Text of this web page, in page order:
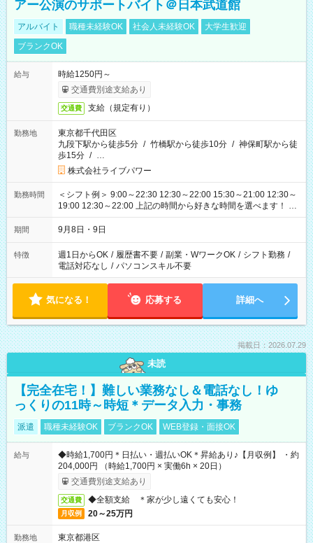
アー公演のサポートバイト＠日本武道館
アルバイト 職種未経験OK 社会人未経験OK
大学生歓迎
ブランクOK
給与
時給1250円～
交通費別途支給あり
交通費 支給（規定有り）
勤務地
東京都千代田区
九段下駅から徒歩5分 / 竹橋駅から徒歩10分 / 神保町駅から徒
歩15分 / …
株式会社ライブパワー
勤務時間
＜シフト例＞ 9:00～22:30 12:30～22:00 15:30～21:00 12:30～
19:00 12:30～22:00 上記の時間から好きな時間を選べます！ ※
時間は変更となる可能性があります
期間 9月8日・9日
特徴 週1日からOK / 履歴書不要 / 副業・WワークOK / シフト勤務 /
電話対応なし / パソコンスキル不要
気になる！ 応募する 詳細へ
掲載日：2026.07.29
未読
【完全在宅！】難しい業務なし＆電話なし！ゆ
っくりの11時～時短＊データ入力・事務
派遣 職種未経験OK ブランクOK WEB登録・面接OK
給与
◆時給1,700円＊日払い・週払いOK＊昇給あり♪【月収例】 ・約
204,000円 （時給1,700円 × 実働6h × 20日）
交通費別途支給あり
交通費 ◆全額支給 ＊家が少し遠くても安心！
月収例 20～25万円
勤務地
東京都港区